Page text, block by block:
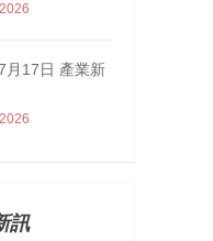
月17日 產業新
訊